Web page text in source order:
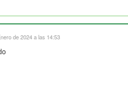
de 2024 a las 14:53